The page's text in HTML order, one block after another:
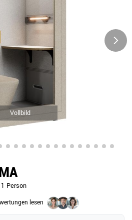
Vollbild
Person
lesen